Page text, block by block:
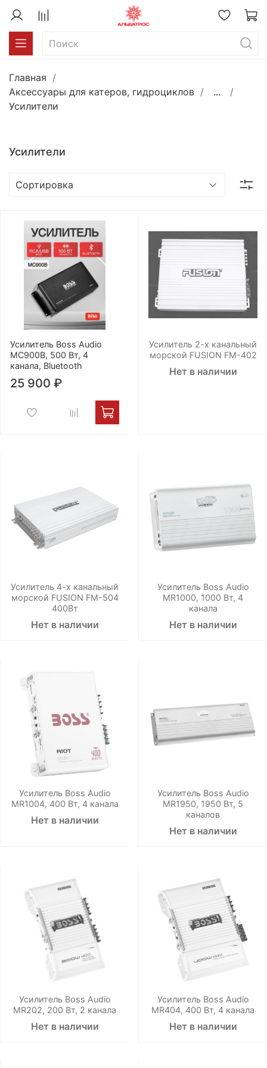
Главная
Аксессуары для катеров, гидроциклов
...
Усилители
Усилители
Усилитель Boss Audio
MC900B, 500 Вт, 4
канала, Bluetooth
25 900 ₽
Усилитель 2-х канальный
морской FUSION FM-402
Нет в наличии
Усилитель 4-х канальный
морской FUSION FM-504
400Вт
Нет в наличии
Усилитель Boss Audio
MR1000, 1000 Вт, 4
канала
Нет в наличии
Усилитель Boss Audio
MR1004, 400 Вт, 4 канала
Нет в наличии
Усилитель Boss Audio
MR1950, 1950 Вт, 5
каналов
Нет в наличии
Усилитель Boss Audio
MR202, 200 Вт, 2 канала
Нет в наличии
Усилитель Boss Audio
MR404, 400 Вт, 4 канала
Нет в наличии